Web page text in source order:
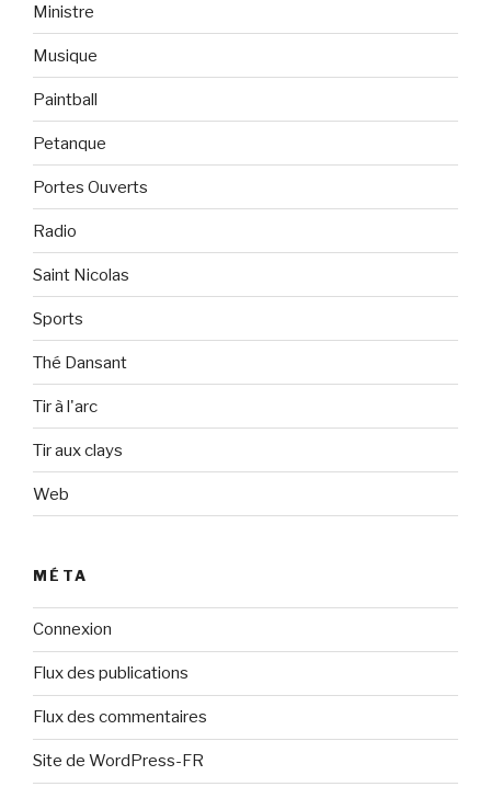
Ministre
Musique
Paintball
Petanque
Portes Ouverts
Radio
Saint Nicolas
Sports
Thé Dansant
Tir à l'arc
Tir aux clays
Web
MÉTA
Connexion
Flux des publications
Flux des commentaires
Site de WordPress-FR